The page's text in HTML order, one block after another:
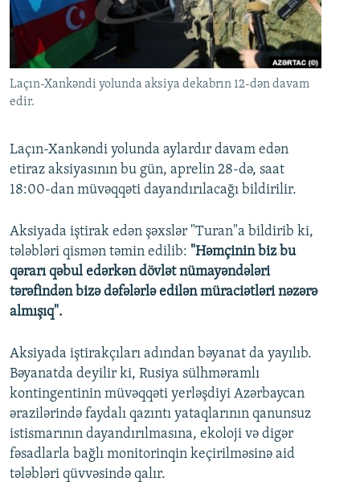
İNFOQRAFIKA
KARIKATURA
AZƏRBAYCAN ƏDƏBIYYATI KITABXANASI
İSLAM VƏ DEMOKRATIYA
MISSIYAMIZ
PEŞƏ ETIKASI VƏ JURNALISTIKA STANDARTLARIMIZ
AZADLIQRADIOSU MOBIL TELEFONUNUZDA
XƏBƏR BÜLLETENLƏRIMIZ
BIZI IZLƏ
RFE/RL-in bütün saytları
Laçın-Xankəndi yolunda aksiya dekabrın 12-dən davam
edir.
Laçın-Xankəndi yolunda aylardır davam edən
etiraz aksiyasının bu gün, aprelin 28-də, saat
18:00-dan müvəqqəti dayandırılacağı bildirilir.
Aksiyada iştirak edən şəxslər "Turan"a bildirib ki,
tələbləri qismən təmin edilib: "Həmçinin biz bu
qərarı qəbul edərkən dövlət nümayəndələri
tərəfindən bizə dəfələrlə edilən müraciətləri nəzərə
almışıq".
Aksiyada iştirakçıları adından bəyanat da yayılıb.
Bəyanatda deyilir ki, Rusiya sülhməramlı
kontingentinin müvəqqəti yerləşdiyi Azərbaycan
ərazilərində faydalı qazıntı yataqlarının qanunsuz
istismarının dayandırılmasına, ekoloji və digər
fəsadlarla bağlı monitorinqin keçirilməsinə aid
tələbləri qüvvəsində qalır.